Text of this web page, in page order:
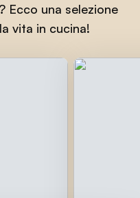
Ecco una selezione
vita in cucina!